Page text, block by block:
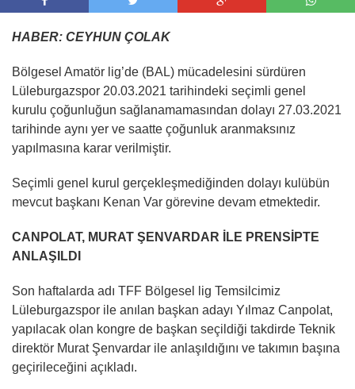
HABER: CEYHUN ÇOLAK
Bölgesel Amatör lig’de (BAL) mücadelesini sürdüren
Lüleburgazspor 20.03.2021 tarihindeki seçimli genel
kurulu çoğunluğun sağlanamamasından dolayı 27.03.2021
tarihinde aynı yer ve saatte çoğunluk aranmaksınız
yapılmasına karar verilmiştir.
Seçimli genel kurul gerçekleşmediğinden dolayı kulübün
mevcut başkanı Kenan Var görevine devam etmektedir.
CANPOLAT, MURAT ŞENVARDAR İLE PRENSİPTE
ANLAŞILDI
Son haftalarda adı TFF Bölgesel lig Temsilcimiz
Lüleburgazspor ile anılan başkan adayı Yılmaz Canpolat,
yapılacak olan kongre de başkan seçildiği takdirde Teknik
direktör Murat Şenvardar ile anlaşıldığını ve takımın başına
geçirileceğini açıkladı.